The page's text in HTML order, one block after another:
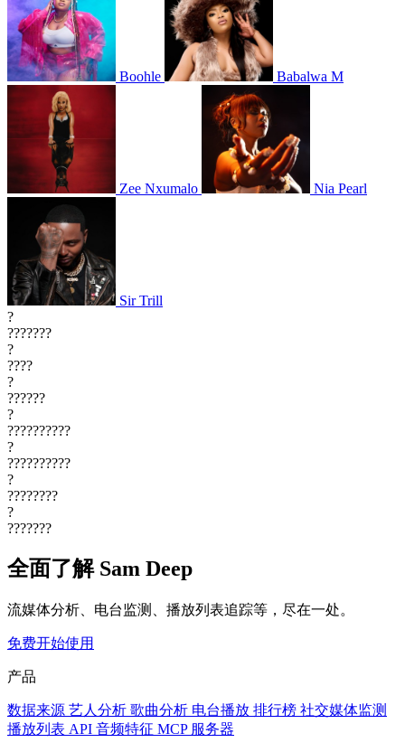
Boohle Babalwa M
Zee Nxumalo Nia Pearl
Sir Trill
?
???????
?
????
?
??????
?
??????????
?
??????????
?
????????
?
???????
全面了解 Sam Deep
流媒体分析、电台监测、播放列表追踪等，尽在一处。
免费开始使用
产品
数据来源 艺人分析 歌曲分析 电台播放 排行榜 社交媒体监测
播放列表 API 音频特征 MCP 服务器